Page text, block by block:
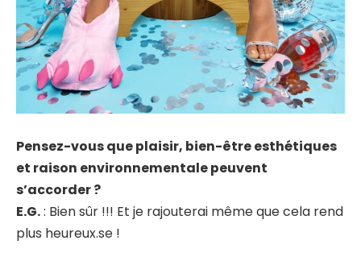
Pensez-vous que plaisir, bien-être esthétiques
et raison environnementale peuvent
s’accorder ?
E.G.: Bien sûr !!! Et je rajouterai même que cela rend
plus heureux.se !